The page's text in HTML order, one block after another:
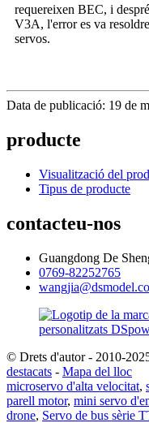
requereixen BEC, i
V3A, l'error es va
servos.
Data de publicació: 19 de
producte
Visualització del
Tipus de producte
contacteu-nos
Guangdong De
0769-82252765
© Drets d'autor - 2010-
destacats - Mapa del lloc
microservo d'alta velocitat,
parell motor, mini servo
drone, Servo de bus sèrie